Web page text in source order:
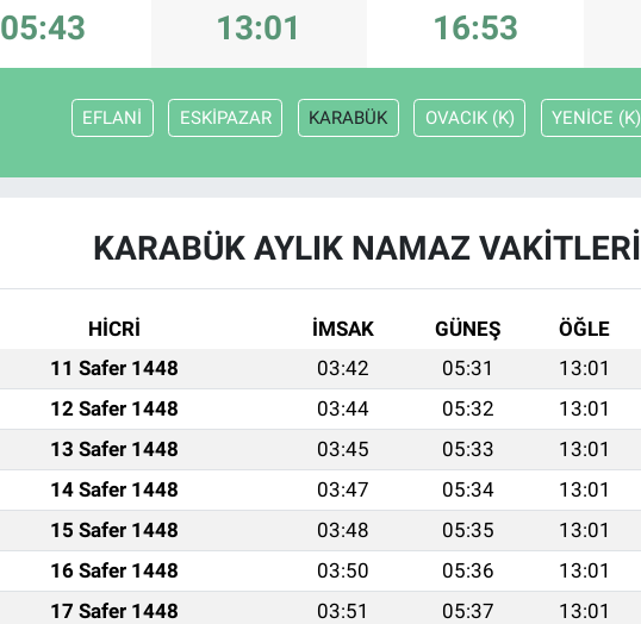
05:43 13:01 16:53
EFLANİ ESKİPAZAR KARABÜK OVACIK (K) YENİCE (K)
KARABÜK AYLIK NAMAZ VAKITLERI
HİCRİ İMSAK GÜNEŞ ÖĞLE
11 Safer 1448 03:42 05:31 13:01
12 Safer 1448 03:44 05:32 13:01
13 Safer 1448 03:45 05:33 13:01
14 Safer 1448 03:47 05:34 13:01
15 Safer 1448 03:48 05:35 13:01
16 Safer 1448 03:50 05:36 13:01
17 Safer 1448 03:51 05:37 13:01